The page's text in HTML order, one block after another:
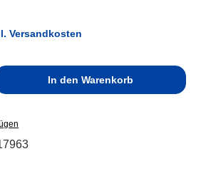
Versandkosten
Gib den gewünschten
In den Warenkorb